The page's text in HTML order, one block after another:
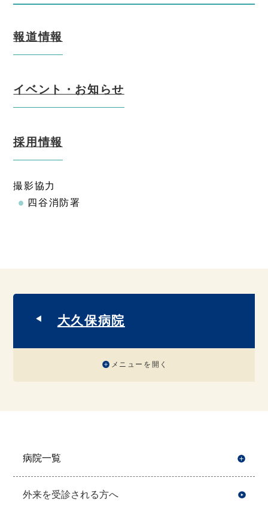
報道情報
イベント・お知らせ
採用情報
撮影協力
四谷消防署
大久保病院
メニューを開く
病院一覧
外来を受診される方へ